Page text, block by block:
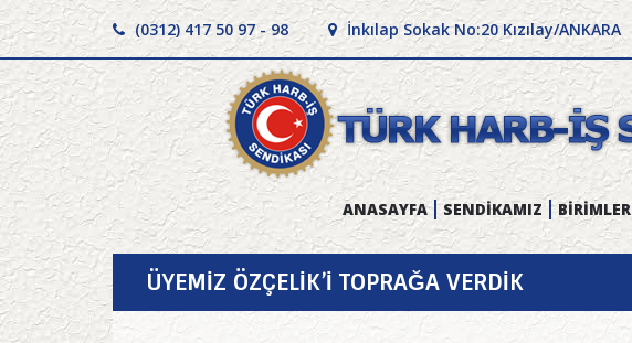
(0312) 417 50 97 - 98 İnkılap Sokak No:20 Kızılay/ANKARA
ANASAYFA SENDİKAMIZ BİRİMLER
ÜYEMİZ ÖZÇELİK’İ TOPRAĞA VERDİK